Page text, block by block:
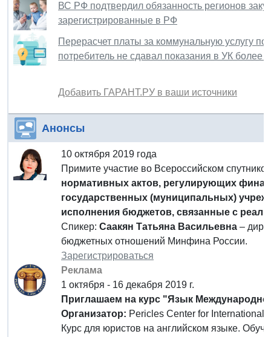
ВС РФ подтвердил обязанность регионов
зарегистрированные в РФ
Перерасчет платы за коммунальную услугу
потребитель не сдавал показания в УК более
Добавить ГАРАНТ.РУ в ваши источники
Анонсы
10 октября 2019 года
Примите участие во Всероссийском
нормативных актов, регулирующих
государственных (муниципальных)
исполнения бюджетов, связанные с
Спикер: Саакян Татьяна Васильевна –
бюджетных отношений Минфина России.
Зарегистрироваться
Реклама
1 октября - 16 декабря 2019 г.
Приглашаем на курс "Язык
Организатор: Pericles Center for International
Курс для юристов на английском языке.